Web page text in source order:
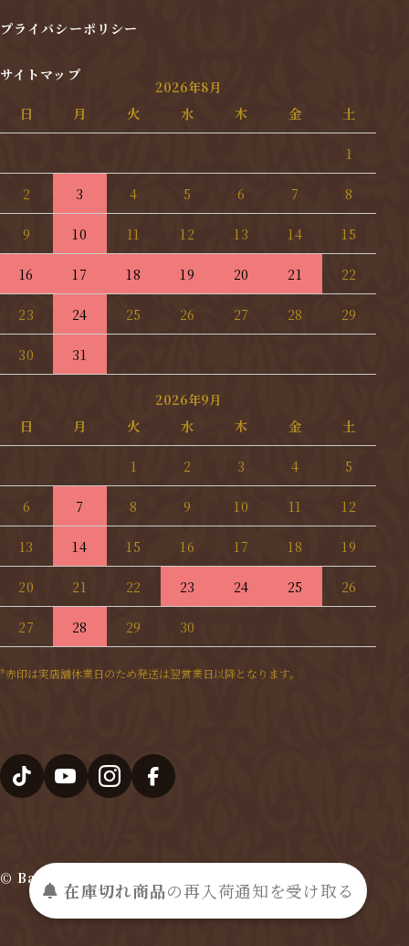
プライバシーポリシー
サイトマップ
2026年8月
日 月 火 水 木 金 土
1
2 3 4 5 6 7 8
9 10 11 12 13 14 15
16 17 18 19 20 21 22
23 24 25 26 27 28 29
30 31
2026年9月
日 月 火 水 木 金 土
1 2 3 4 5
6 7 8 9 10 11 12
13 14 15 16 17 18 19
20 21 22 23 24 25 26
27 28 29 30
*赤印は実店舗休業日のため発送は翌営業日以降となります。
© Bashamichi Imai 2025
在庫切れ商品の再入荷通知を受け取る